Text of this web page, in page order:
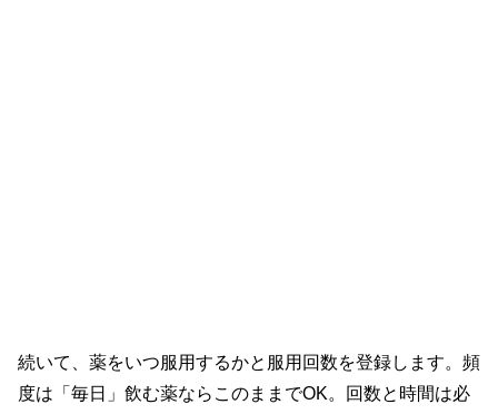
続いて、薬をいつ服用するかと服用回数を登録します。頻
度は「毎日」飲む薬ならこのままでOK。回数と時間は必